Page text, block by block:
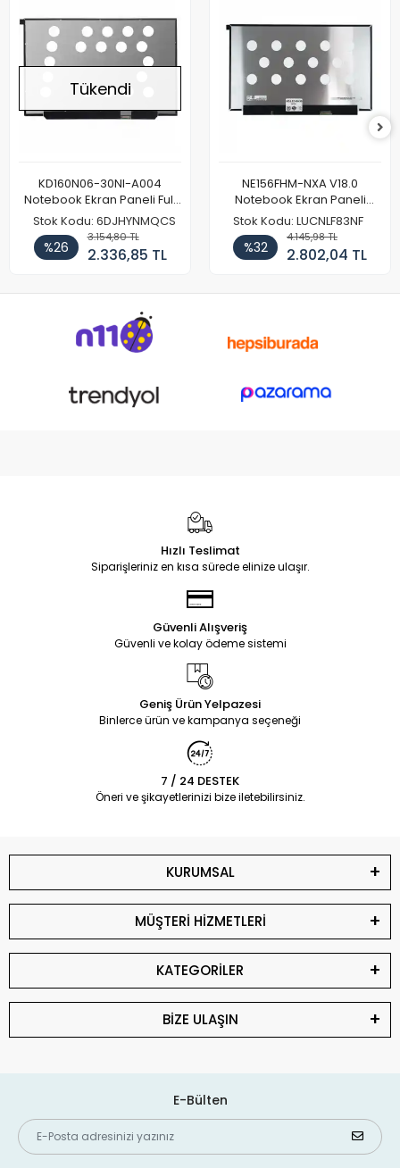
Tükendi
KD160N06-30NI-A004
Notebook Ekran Paneli Full
HD
Stok Kodu: 6DJHYNMQCS
%26
3.154,80 TL
2.336,85 TL
NE156FHM-NXA V18.0
Notebook Ekran Paneli
144Hz
Stok Kodu: LUCNLF83NF
%32
4.145,98 TL
2.802,04 TL
Hızlı Teslimat
Siparişleriniz en kısa sürede elinize ulaşır.
Güvenli Alışveriş
Güvenli ve kolay ödeme sistemi
Geniş Ürün Yelpazesi
Binlerce ürün ve kampanya seçeneği
7 / 24 DESTEK
Öneri ve şikayetlerinizi bize iletebilirsiniz.
KURUMSAL
MÜŞTERİ HİZMETLERİ
KATEGORİLER
BİZE ULAŞIN
E-Bülten